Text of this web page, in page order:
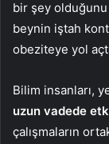
bir şey
beynin iştah
obeziteye yol
Bilim insanları,
uzun vadede
çalışmaların